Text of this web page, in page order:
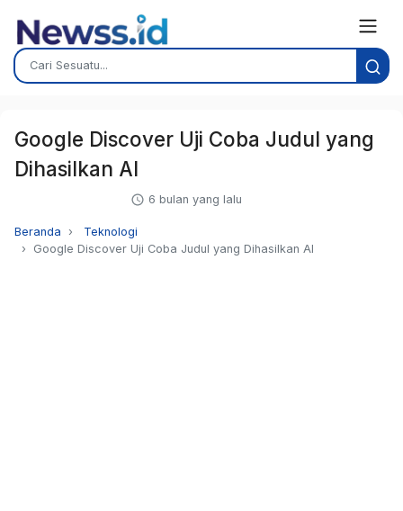
Google Discover Uji Coba Judul yang
Dihasilkan AI
6 bulan yang lalu
Beranda
Teknologi
Google Discover Uji Coba Judul yang Dihasilkan AI